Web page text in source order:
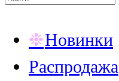
Новинки
Распродажа